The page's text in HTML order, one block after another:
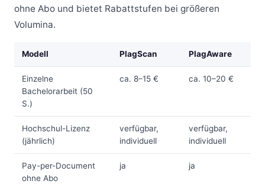
ohne Abo und bietet Rabattstufen bei größeren
Volumina.
Modell PlagScan PlagAware
Einzelne
Bachelorarbeit (50
S.)
ca. 8–15 € ca. 10–20 €
Hochschul-Lizenz
(jährlich)
verfügbar,
individuell
verfügbar,
individuell
Pay-per-Document
ohne Abo
ja ja